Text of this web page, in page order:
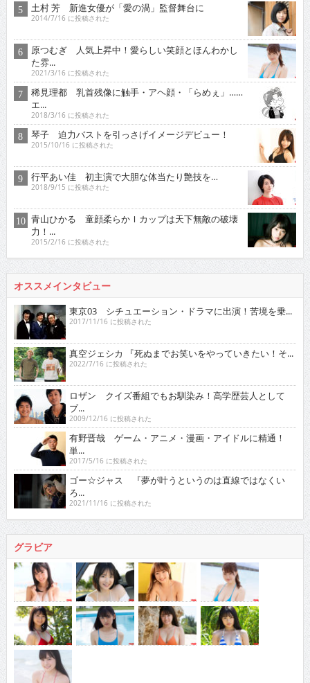
土村 芳 新進女優が「愛の渦」監督舞台に
2014/7/16 に投稿された
原つむぎ 人気上昇中！愛らしい笑顔とほんわかし
た雰...
2021/3/16 に投稿された
稀見理都 乳首残像に触手・アヘ顔・「らめぇ」……
エ...
2018/3/16 に投稿された
琴子 迫力バストを引っさげイメージデビュー！
2015/10/16 に投稿された
行平あい佳 初主演で大胆な体当たり艶技を…
2018/9/15 に投稿された
青山ひかる 童顔柔らかＩカップは天下無敵の破壊
力！...
2015/2/16 に投稿された
オススメインタビュー
東京03 シチュエーション・ドラマに出演！苦境を乗...
2017/11/16 に投稿された
真空ジェシカ 『死ぬまでお笑いをやっていきたい！そ...
2022/7/16 に投稿された
ロザン クイズ番組でもお馴染み！高学歴芸人として
ブ...
2009/12/16 に投稿された
有野晋哉 ゲーム・アニメ・漫画・アイドルに精通！
単...
2017/5/16 に投稿された
ゴー☆ジャス 『夢が叶うというのは直線ではなくい
ろ...
2021/11/16 に投稿された
グラビア